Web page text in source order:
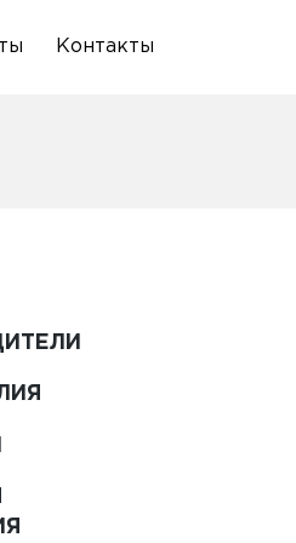
Контакты